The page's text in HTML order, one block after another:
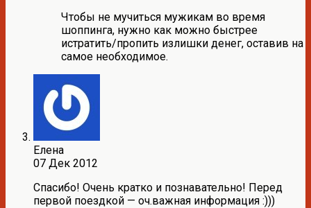
Чтобы не мучиться мужикам во время
шоппинга, нужно как можно быстрее
истратить/пропить излишки денег, оставив на
самое необходимое.
Елена
07 Дек 2012
Спасибо! Очень кратко и познавательно! Перед
первой поездкой — оч.важная информация :)))